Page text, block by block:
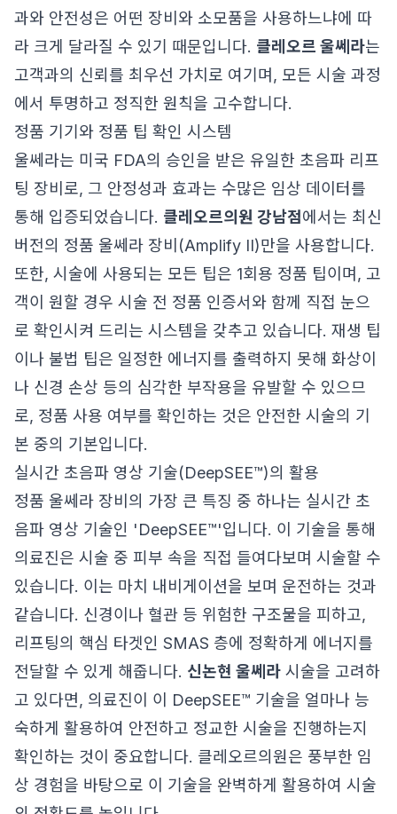
과와 안전성은 어떤 장비와 소모품을 사용하느냐에 따
라 크게 달라질 수 있기 때문입니다. 클레오르 울쎄라는
고객과의 신뢰를 최우선 가치로 여기며, 모든 시술 과정
에서 투명하고 정직한 원칙을 고수합니다.
정품 기기와 정품 팁 확인 시스템
울쎄라는 미국 FDA의 승인을 받은 유일한 초음파 리프
팅 장비로, 그 안정성과 효과는 수많은 임상 데이터를
통해 입증되었습니다. 클레오르의원 강남점에서는 최신
버전의 정품 울쎄라 장비(Amplify II)만을 사용합니다.
또한, 시술에 사용되는 모든 팁은 1회용 정품 팁이며, 고
객이 원할 경우 시술 전 정품 인증서와 함께 직접 눈으
로 확인시켜 드리는 시스템을 갖추고 있습니다. 재생 팁
이나 불법 팁은 일정한 에너지를 출력하지 못해 화상이
나 신경 손상 등의 심각한 부작용을 유발할 수 있으므
로, 정품 사용 여부를 확인하는 것은 안전한 시술의 기
본 중의 기본입니다.
실시간 초음파 영상 기술(DeepSEE™)의 활용
정품 울쎄라 장비의 가장 큰 특징 중 하나는 실시간 초
음파 영상 기술인 'DeepSEE™'입니다. 이 기술을 통해
의료진은 시술 중 피부 속을 직접 들여다보며 시술할 수
있습니다. 이는 마치 내비게이션을 보며 운전하는 것과
같습니다. 신경이나 혈관 등 위험한 구조물을 피하고,
리프팅의 핵심 타겟인 SMAS 층에 정확하게 에너지를
전달할 수 있게 해줍니다. 신논현 울쎄라 시술을 고려하
고 있다면, 의료진이 이 DeepSEE™ 기술을 얼마나 능
숙하게 활용하여 안전하고 정교한 시술을 진행하는지
확인하는 것이 중요합니다. 클레오르의원은 풍부한 임
상 경험을 바탕으로 이 기술을 완벽하게 활용하여 시술